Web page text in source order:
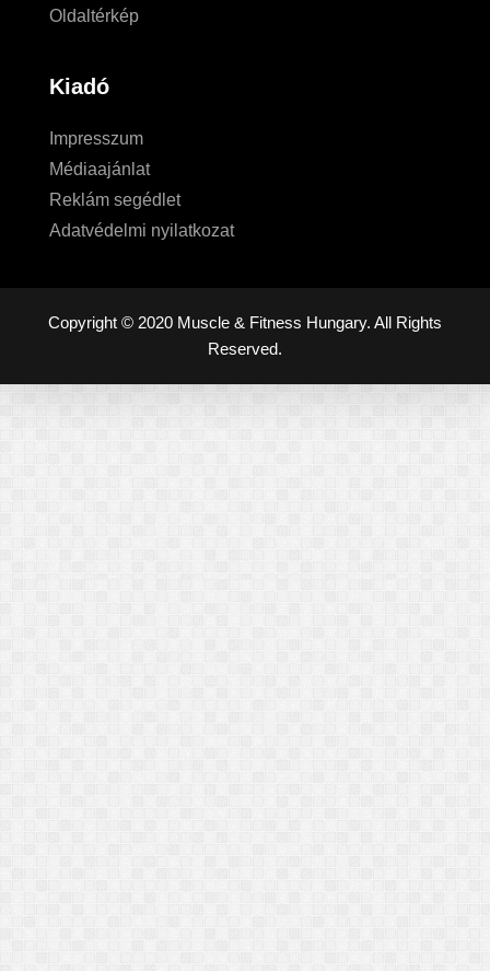
Oldaltérkép
Kiadó
Impresszum
Médiaajánlat
Reklám segédlet
Adatvédelmi nyilatkozat
Copyright © 2020 Muscle & Fitness Hungary. All Rights
Reserved.